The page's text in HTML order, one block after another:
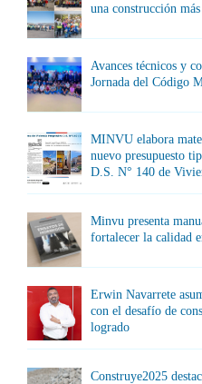
una construcción
Avances técnicos y
Jornada del Código
MINVU elabora
nuevo presupuesto
D.S. N° 140 de
Minvu presenta
fortalecer la calidad
Erwin Navarrete
con el desafío de
logrado
Construye2025